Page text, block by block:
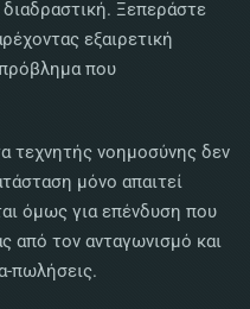
Ξεπεράστε
εξαιρετική
που
τεχνητής νοημοσύνης δεν
μόνο απαιτεί
όμως για επένδυση που
από τον ανταγωνισμό και
πωλήσεις.